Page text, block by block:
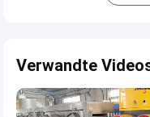
Verwandte